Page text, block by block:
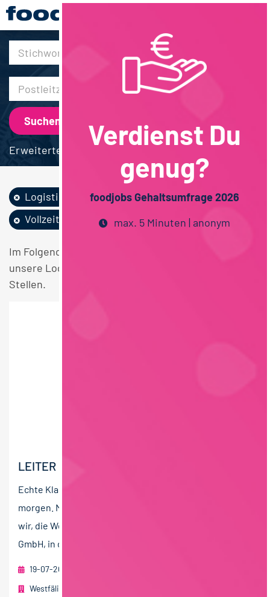
30km
Erweiterte Suche
Logistik / SCM
Berufsausbildung
Vollzeit
Im Folgenden finden Sie einen Überblick über alle
unsere Logistik / SCM Berufsausbildung Vollzeit
Stellen.
LEITER EXTERNE LOGISTIK (M/W/D)
Echte Klassiker treffen die Geschmackstrends von
morgen. Mit bester Salami, Kochschinken und Co. sind
wir, die Westfälische Fleischwarenfabrik Stockmeyer
GmbH, in der...
19-07-2026
Westfälische Fleischwarenfabrik Stockmeyer GmbH
Verdienst Du
genug?
foodjobs Gehaltsumfrage 2026
max. 5 Minuten | anonym